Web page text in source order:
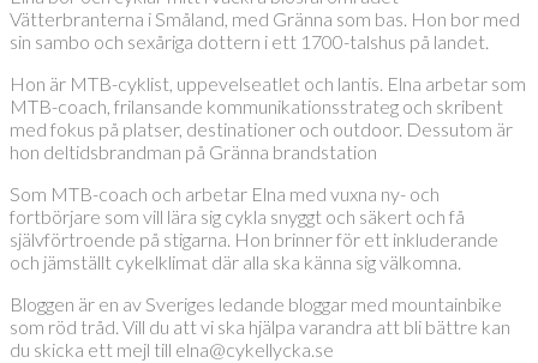
Vätterbranterna i Småland, med Gränna som bas. Hon bor med
sin sambo och sexåriga dottern i ett 1700-talshus på landet.
Hon är MTB-cyklist, uppevelseatlet och lantis. Elna arbetar som
MTB-coach, frilansande kommunikationsstrateg och skribent
med fokus på platser, destinationer och outdoor. Dessutom är
hon deltidsbrandman på Gränna brandstation
Som MTB-coach och arbetar Elna med vuxna ny- och
fortbörjare som vill lära sig cykla snyggt och säkert och få
självförtroende på stigarna. Hon brinner för ett inkluderande
och jämställt cykelklimat där alla ska känna sig välkomna.
Bloggen är en av Sveriges ledande bloggar med mountainbike
som röd tråd. Vill du att vi ska hjälpa varandra att bli bättre kan
du skicka ett mejl till elna@cykellycka.se